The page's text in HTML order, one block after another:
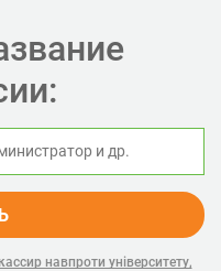
навпроти університету,